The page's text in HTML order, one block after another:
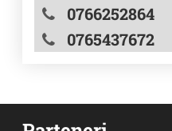
0766252864
0765437672